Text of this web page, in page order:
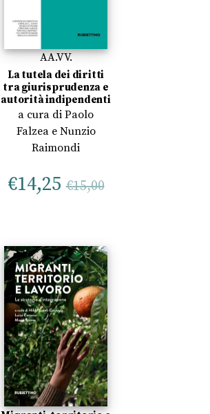
AA.VV.
La tutela dei diritti
tra giurisprudenza e
autorità indipendenti
a cura di Paolo
Falzeae Nunzio
Raimondi
€14,25 €15,00